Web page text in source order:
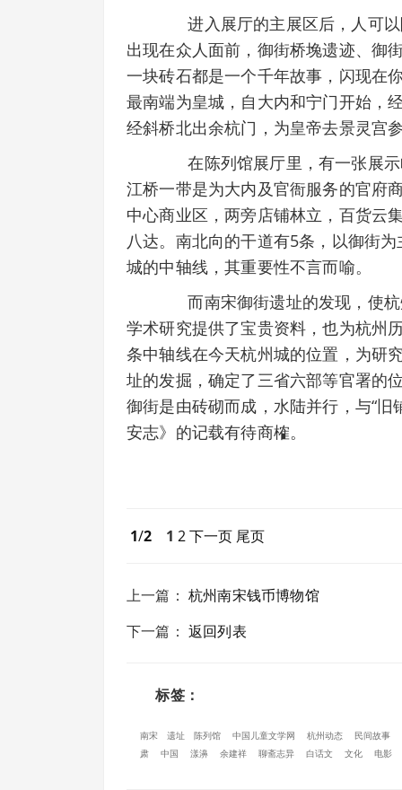
进入展厅的主展区后，人可以
出现在众人面前，御街桥堍遗迹、御
一块砖石都是一个千年故事，闪现在
最南端为皇城，自大内和宁门开始，
经斜桥北出余杭门，为皇帝去景灵宫
在陈列馆展厅里，有一张展示
江桥一带是为大内及官衙服务的官府
中心商业区，两旁店铺林立，百货云
八达。南北向的干道有5条，以御街
城的中轴线，其重要性不言而喻。
而南宋御街遗址的发现，使杭
学术研究提供了宝贵资料，也为杭州
条中轴线在今天杭州城的位置，为研
址的发掘，确定了三省六部等官署的
御街是由砖砌而成，水陆并行，与“
安志》的记载有待商榷。
1/2 1 2下一页 尾页
上一篇 ：杭州南宋钱币博物馆
下一篇 ：返回列表
标签：
南宋 遗址 陈列馆 中国儿童文学网 杭州动态
民间故事
肃
中国 漾濞 余建祥 聊斋志异 白话文 文化 电影